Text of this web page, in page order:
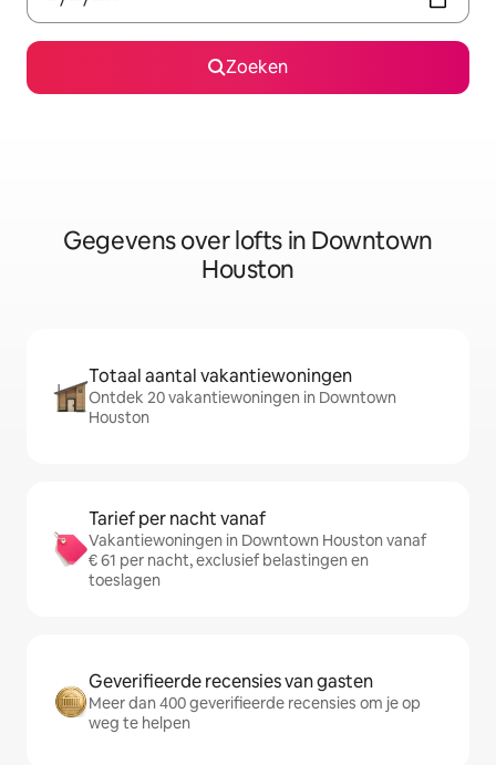
Zoeken
Gegevens over lofts in Downtown
Houston
Totaal aantal vakantiewoningen
Ontdek 20 vakantiewoningen in Downtown
Houston
Tarief per nacht vanaf
Vakantiewoningen in Downtown Houston vanaf
€ 61 per nacht, exclusief belastingen en
toeslagen
Geverifieerde recensies van gasten
Meer dan 400 geverifieerde recensies om je op
weg te helpen